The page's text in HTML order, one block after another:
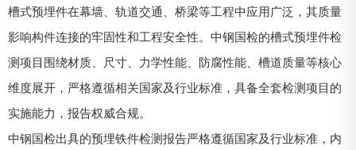
槽式预埋件在幕墙、轨道交通、桥梁等工程中应用广泛，其质量
影响构件连接的牢固性和工程安全性。中钢国检的槽式预埋件检
测项目围绕材质、尺寸、力学性能、防腐性能、槽道质量等核心
维度展开，严格遵循相关国家及行业标准，具备全套检测项目的
实施能力，报告权威合规。
中钢国检出具的预埋铁件检测报告严格遵循国家及行业标准，内